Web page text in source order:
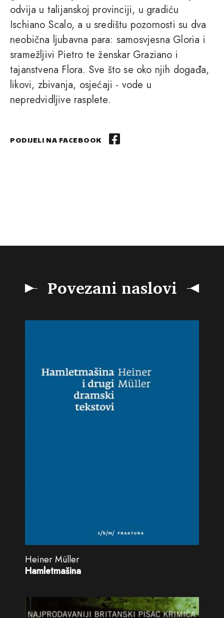
odvija u talijanskoj provinciji, u gradiću
Ischiano Scalo, a u središtu pozornosti su dva
neobična ljubavna para: samosvjesna Gloria i
sramežljivi Pietro te ženskar Graziano i
tajanstvena Flora. Sve što se oko njih događa,
likovi, zbivanja, osjećaji - vode u
nepredvidljive rasplete.
PODIJELI NA FACEBOOK
Povezani naslovi
Heiner Müller
Hamletmašina